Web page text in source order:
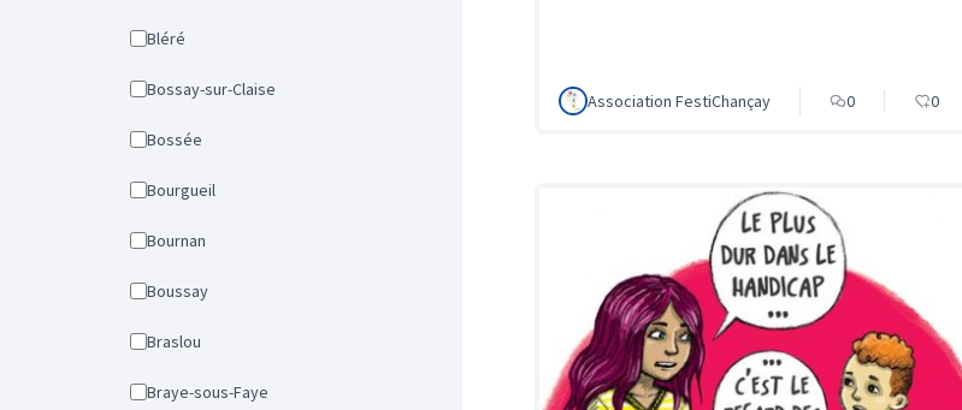
Bléré
Bossay-sur-Claise
Bossée
Bourgueil
Bournan
Boussay
Braslou
Braye-sous-Faye
Association FestiChançay 0 0